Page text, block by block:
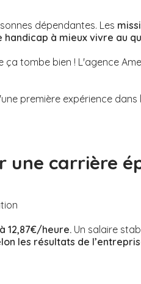
dépendantes. Les
à mieux vivre au
tombe bien ! L'agence
première expérience dans
une carrière
12,87€/heure.Un salaire
les résultats de